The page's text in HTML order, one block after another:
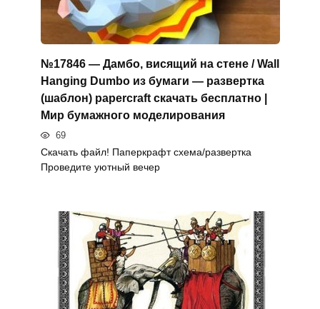
№17846 — Дамбо, висящий на стене / Wall
Hanging Dumbo из бумаги — развертка
(шаблон) papercraft скачать бесплатно |
Мир бумажного моделирования
69
Скачать файл! Паперкрафт схема/развертка
Проведите уютный вечер